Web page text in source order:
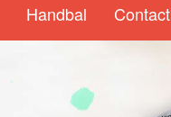
Handbal Contact